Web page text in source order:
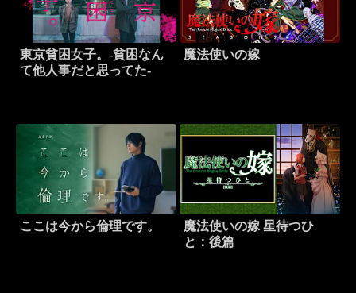
東京貧困女子。-貧困なん
て他人事だと思ってた-
魔法使いの嫁
ここは今から倫理です。
魔法使いの嫁 星待つひ
と：後篇